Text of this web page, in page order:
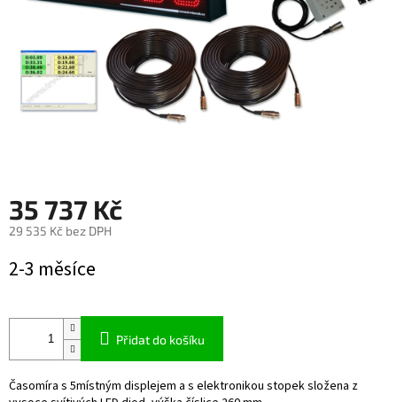
35 737 Kč
29 535 Kč bez DPH
cena:
2-3 měsíce
Přidat do košíku
Časomíra s 5místným displejem a s elektronikou stopek složena z